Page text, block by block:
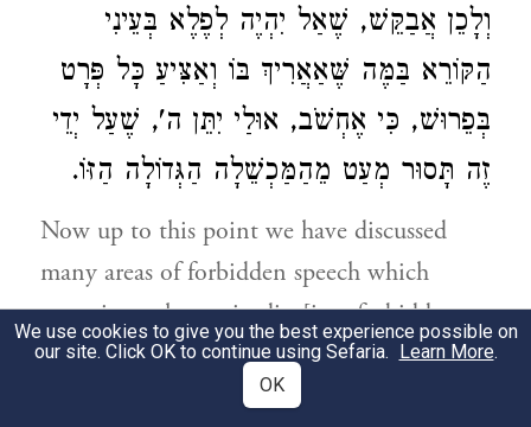
וְלָכֵן אֲבַקֵּשׁ, שֶׁאַל יִהְיֶה לְפֶלֶא בְּעֵינִי
הַקּוֹרֵא בַּמֶּה שֶּׁאַאֲרִיךְ בּוֹ וְאַצִּיעַ כָּל פְּרָט
בְּפֵרוּשׁ, כִּי אֶחְשֹׁב, אוּלַי יִתֵּן ה', שֶׁעַל יְדֵי
זֶה תָּסוּר מְעַט מֵהַמַּכְשֵׁלָה הַגְּדוֹלָה הַזּוֹ.
Now up to this point we have discussed
many areas of forbidden speech which
sometimes change in din [i.e., forbidden or
permitted] according to the circumstances.
And now in these sections, we shall speak
We use cookies to give you the best experience possible on
our site. Click OK to continue using Sefaria. Learn More.
OK